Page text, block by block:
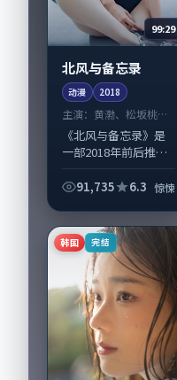
99:29
北风与备忘录
动漫 2018
主演： 黄渤、松坂桃李
等
《北风与备忘录》是
一部2018年前后推出
斯·安德森执导，黄
参与重要戏份。故事
围绕当代都市中...
91,735 6.3 惊悚
韩国 完结